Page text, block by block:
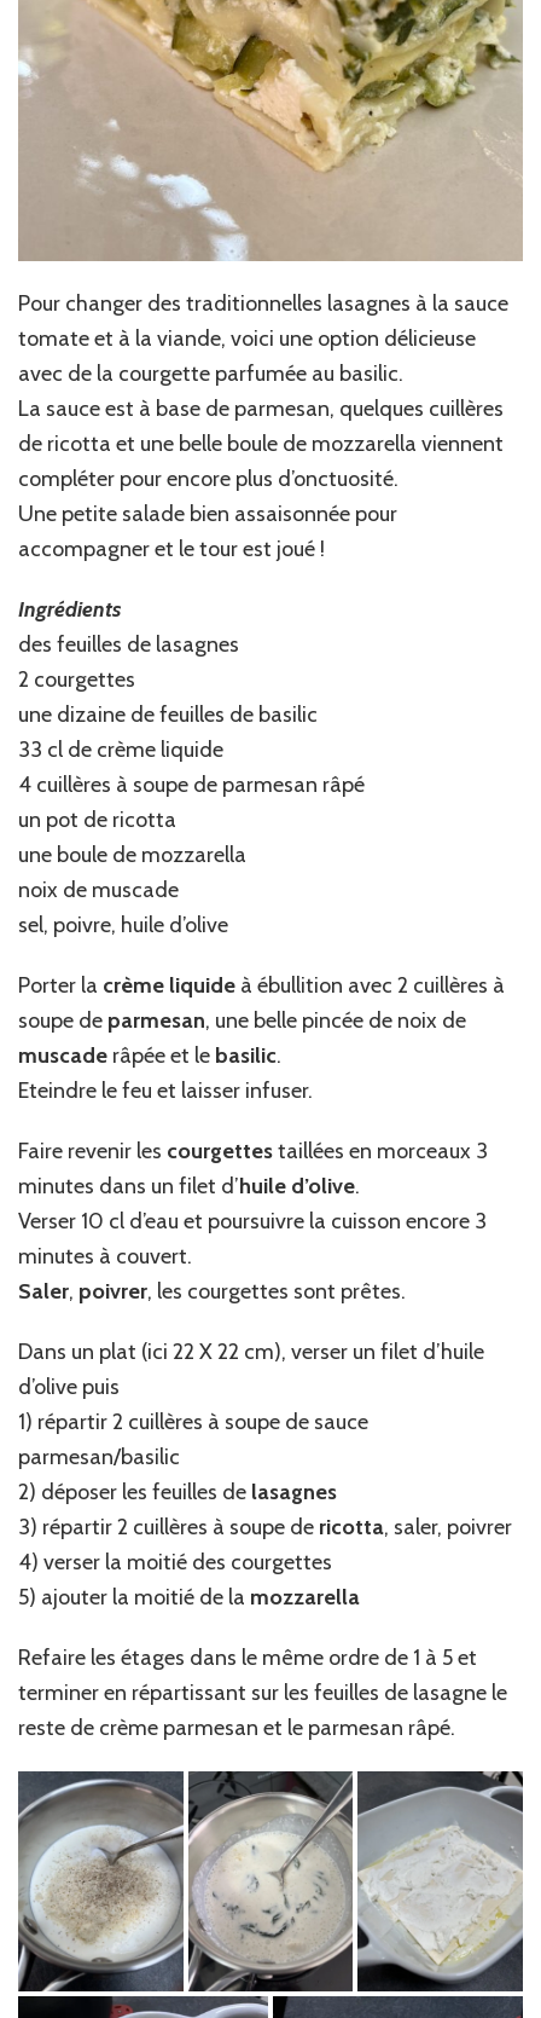
Pour changer des traditionnelles lasagnes à la sauce
tomate et à la viande, voici une option délicieuse
avec de la courgette parfumée au basilic.
La sauce est à base de parmesan, quelques cuillères
de ricotta et une belle boule de mozzarella viennent
compléter pour encore plus d’onctuosité.
Une petite salade bien assaisonnée pour
accompagner et le tour est joué !
Ingrédients
des feuilles de lasagnes
2 courgettes
une dizaine de feuilles de basilic
33 cl de crème liquide
4 cuillères à soupe de parmesan râpé
un pot de ricotta
une boule de mozzarella
noix de muscade
sel, poivre, huile d’olive
Porter la crème liquide à ébullition avec 2 cuillères à
soupe de parmesan, une belle pincée de noix de
muscade râpée et le basilic.
Eteindre le feu et laisser infuser.
Faire revenir les courgettestaillées en morceaux 3
minutes dans un filet d’huile d’olive.
Verser 10 cl d’eau et poursuivre la cuisson encore 3
minutes à couvert.
Saler, poivrer, les courgettes sont prêtes.
Dans un plat (ici 22 X 22 cm), verser un filet d’huile
d’olive puis
1) répartir 2 cuillères à soupe de sauce
parmesan/basilic
2) déposer les feuilles de lasagnes
3) répartir 2 cuillères à soupe de ricotta, saler, poivrer
4) verser la moitié des courgettes
5) ajouter la moitié de la mozzarella
Refaire les étages dans le même ordre de 1 à 5 et
terminer en répartissant sur les feuilles de lasagne le
reste de crème parmesan et le parmesan râpé.